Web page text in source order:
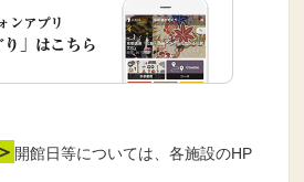
開館日等については、各施設のHP